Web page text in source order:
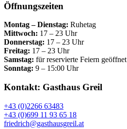
Öffnungszeiten
Montag – Dienstag: Ruhetag
Mittwoch: 17 – 23 Uhr
Donnerstag: 17 – 23 Uhr
Freitag: 17 – 23 Uhr
Samstag: für reservierte Feiern geöffnet
Sonntag: 9 – 15:00 Uhr
Kontakt: Gasthaus Greil
+43 (0)2266 63483
+43 (0)699 11 93 65 18
friedrich@gasthausgreil.at